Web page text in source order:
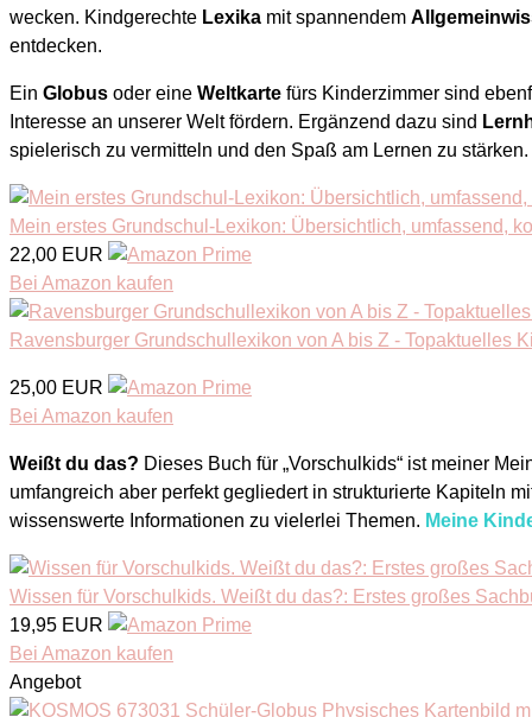
wecken. Kindgerechte Lexika mit spannendem
entdecken.
Ein Globus oder eine Weltkarte fürs Kinderzimmer sind
Interesse an unserer Welt fördern. Ergänzend dazu sind
spielerisch zu vermitteln und den Spaß am Lernen zu stärken.
Mein erstes Grundschul-Lexikon: Übersichtlich, umfassend,
22,00 EUR
Bei Amazon kaufen
Ravensburger Grundschullexikon von A bis Z - Topaktuelles
25,00 EUR
Bei Amazon kaufen
Weißt du das? Dieses Buch für „Vorschulkids“ ist meiner
umfangreich aber perfekt gegliedert in strukturierte Kapiteln
wissenswerte Informationen zu vielerlei Themen. Meine
Wissen für Vorschulkids. Weißt du das?: Erstes großes
19,95 EUR
Bei Amazon kaufen
Angebot